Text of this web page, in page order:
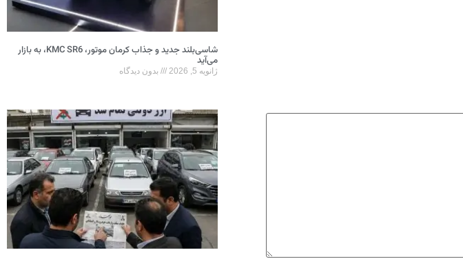
شاسی‌بلند جدید و جذاب کرمان موتور، KMC SR6، به بازار
می‌آید
ژانویه 5, 2026 بدون دیدگاه